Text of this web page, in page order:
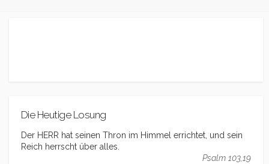
Die Heutige Losung
Der HERR hat seinen Thron im Himmel errichtet, und sein
Reich herrscht über alles.
Psalm 103,19